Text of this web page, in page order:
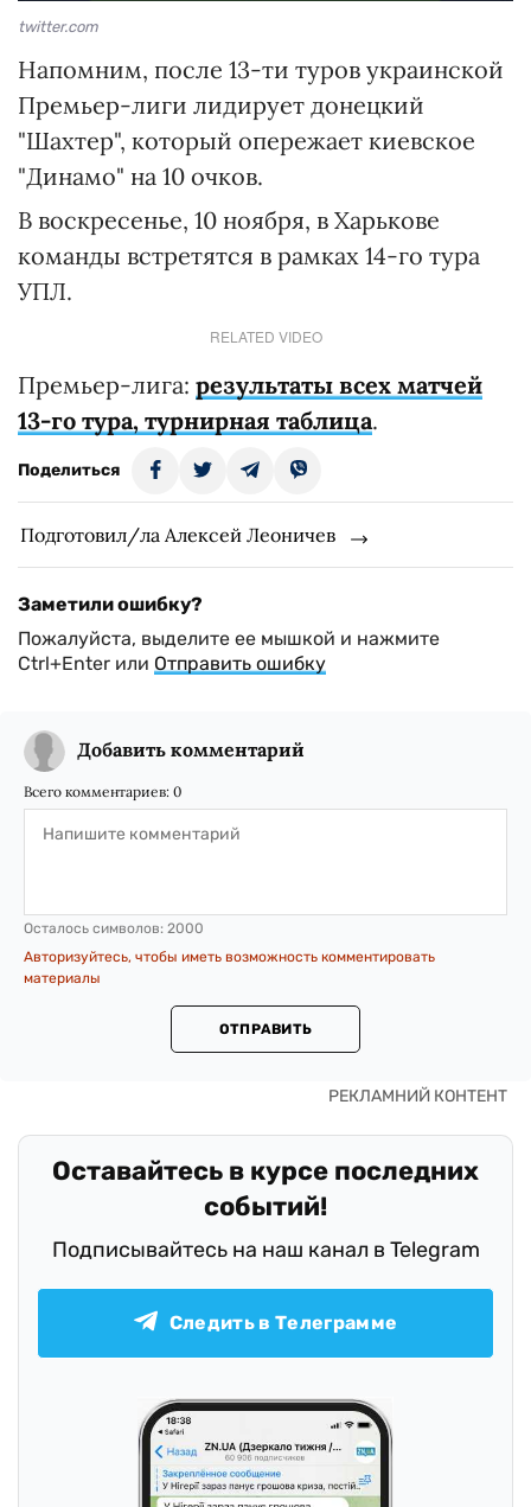
twitter.com
Напомним, после 13-ти туров украинской
Премьер-лиги лидирует донецкий
"Шахтер", который опережает киевское
"Динамо" на 10 очков.
В воскресенье, 10 ноября, в Харькове
команды встретятся в рамках 14-го тура
УПЛ.
RELATED VIDEO
Премьер-лига: результаты всех матчей
13-го тура, турнирная таблица.
Поделиться
Подготовил/ла Алексей Леоничев
Заметили ошибку?
Пожалуйста, выделите ее мышкой и нажмите
Ctrl+Enter или Отправить ошибку
Добавить комментарий
Всего комментариев: 0
Осталось символов: 2000
Авторизуйтесь, чтобы иметь возможность комментировать
материалы
ОТПРАВИТЬ
Оставайтесь в курсе последних
событий!
Подписывайтесь на наш канал в Telegram
Следить в Телеграмме